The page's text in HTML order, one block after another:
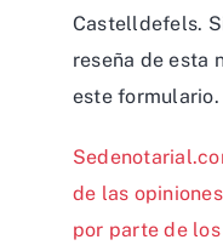
Castelldefels.
reseña de esta
este formulario.
de las
por parte de los